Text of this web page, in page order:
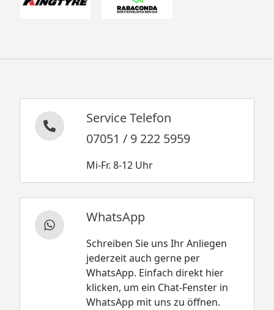
Service Telefon
07051 / 9 222 5959
Mi-Fr. 8-12 Uhr
WhatsApp
Schreiben Sie uns Ihr Anliegen
jederzeit auch gerne per
WhatsApp. Einfach direkt hier
klicken, um ein Chat-Fenster in
WhatsApp mit uns zu öffnen.